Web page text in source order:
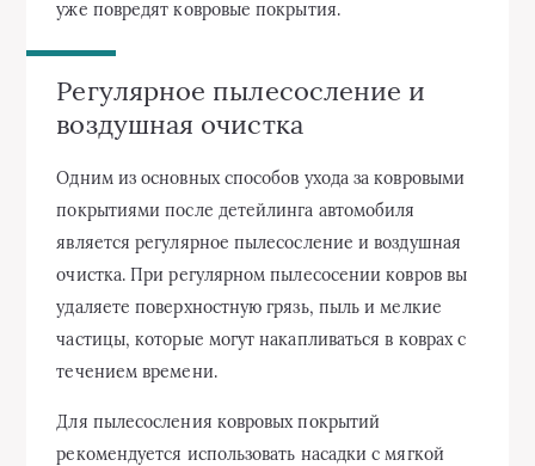
уже повредят ковровые покрытия.
Регулярное пылесосление и
воздушная очистка
Одним из основных способов ухода за ковровыми
покрытиями после детейлинга автомобиля
является регулярное пылесосление и воздушная
очистка. При регулярном пылесосении ковров вы
удаляете поверхностную грязь, пыль и мелкие
частицы, которые могут накапливаться в коврах с
течением времени.
Для пылесосления ковровых покрытий
рекомендуется использовать насадки с мягкой